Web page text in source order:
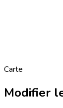
Carte
Modifier